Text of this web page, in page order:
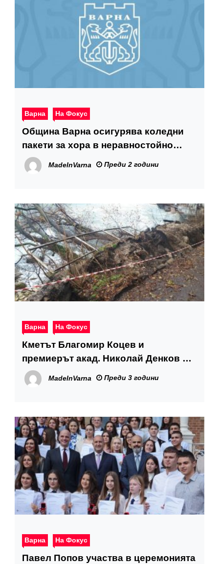
Варна На Фокус
Община Варна осигурява коледни
пакети за хора в неравностойно
положение
MadeInVarna Преди 2 години
Варна На Фокус
Кметът Благомир Коцев и
премиерът акад. Николай Денков ще
направят обход на свлачището при
Рибарския плаж и ще решават
Варна
MadeInVarna Преди 3 години
Варна На Фокус
Павел Попов участва в церемонията